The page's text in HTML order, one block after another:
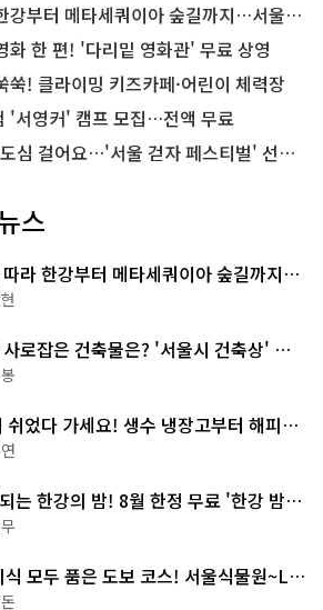
터 메타세쿼이아 숲길까지…서울둘레길 15코스
화 한 편! '다리밑 영화관' 무료 상영
쑥! 클라이밍 키즈카페·어린이 체력장
'서영커' 캠프 모집…전액 무료
걸어요…'서울 걷자 페스티벌' 선착순 5천명
스
라 한강부터 메타세쿼이아 숲길까지…
코스
로잡은 건축물은? '서울시 건축상' 수
쉬었다 가세요! 생수 냉장고부터 해피소
지
는 한강의 밤! 8월 한정 무료 '한강 밤
식 모두 품은 도보 코스! 서울식물원~LG
테라스거리